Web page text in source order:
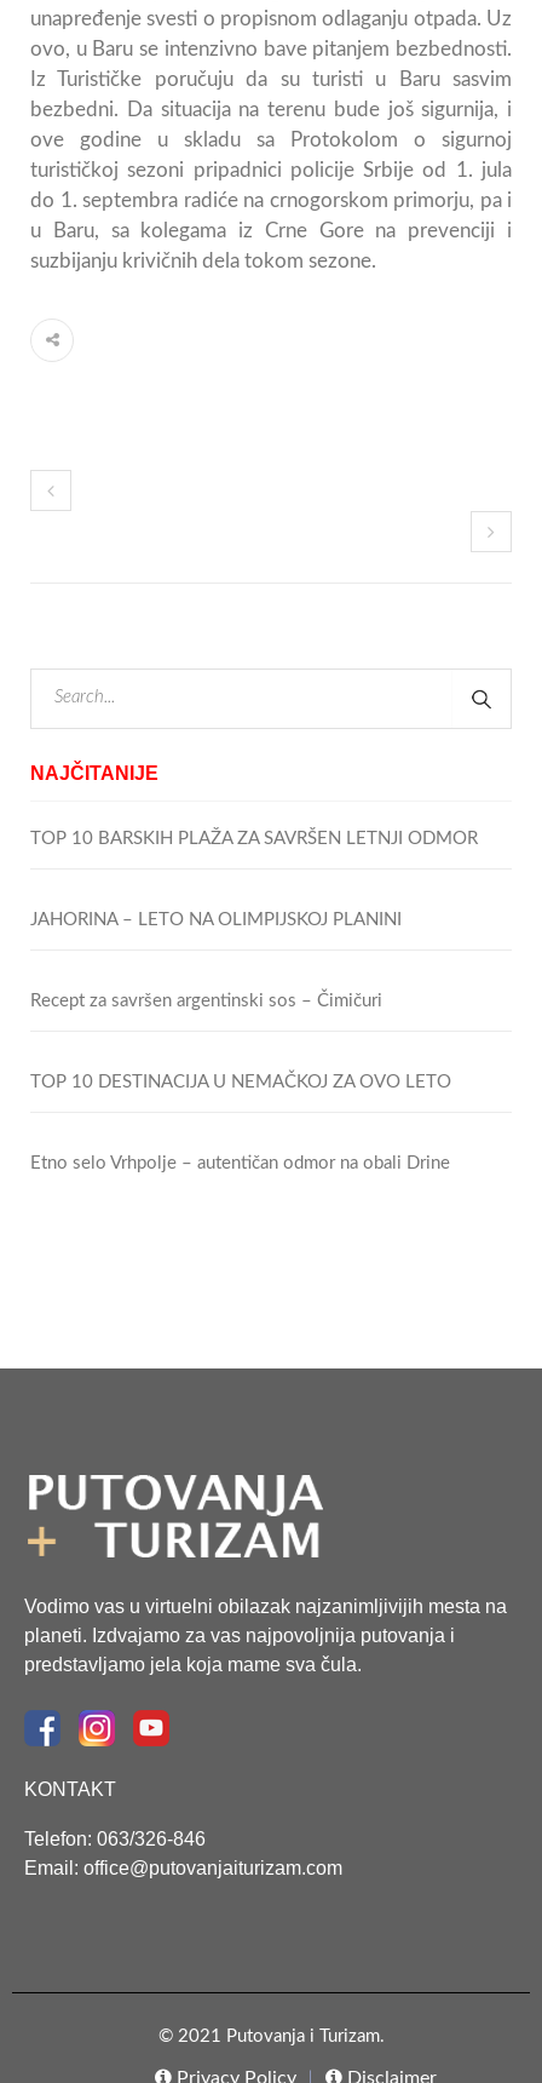
unapređenje svesti o propisnom odlaganju otpada. Uz
ovo, u Baru se intenzivno bave pitanjem bezbednosti.
Iz Turističke poručuju da su turisti u Baru sasvim
bezbedni. Da situacija na terenu bude još sigurnija, i
ove godine u skladu sa Protokolom o sigurnoj
turističkoj sezoni pripadnici policije Srbije od 1. jula
do 1. septembra radiće na crnogorskom primorju, pa i
u Baru, sa kolegama iz Crne Gore na prevenciji i
suzbijanju krivičnih dela tokom sezone.
NAJČITANIJE
TOP 10 BARSKIH PLAŽA ZA SAVRŠEN LETNJI ODMOR
JAHORINA – LETO NA OLIMPIJSKOJ PLANINI
Recept za savršen argentinski sos – Čimičuri
TOP 10 DESTINACIJA U NEMAČKOJ ZA OVO LETO
Etno selo Vrhpolje – autentičan odmor na obali Drine
Vodimo vas u virtuelni obilazak najzanimljivijih mesta na
planeti. Izdvajamo za vas najpovoljnija putovanja i
predstavljamo jela koja mame sva čula.
KONTAKT
Telefon: 063/326-846
Email: office@putovanjaiturizam.com
© 2021 Putovanja i Turizam.
Privacy Policy Disclaimer